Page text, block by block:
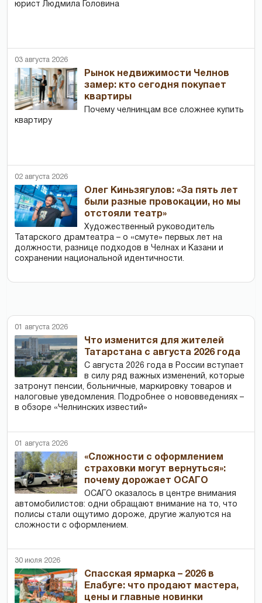
юрист Людмила Головина
03 августа 2026
Рынок недвижимости Челнов
замер: кто сегодня покупает
квартиры
Почему челнинцам все сложнее купить
квартиру
02 августа 2026
Олег Киньзягулов: «За пять лет
были разные провокации, но мы
отстояли театр»
Художественный руководитель
Татарского драмтеатра – о «смуте» первых лет на
должности, разнице подходов в Челнах и Казани и
сохранении национальной идентичности.
01 августа 2026
Что изменится для жителей
Татарстана с августа 2026 года
С августа 2026 года в России вступает
в силу ряд важных изменений, которые
затронут пенсии, больничные, маркировку товаров и
налоговые уведомления. Подробнее о нововведениях –
в обзоре «Челнинских известий»
01 августа 2026
«Сложности с оформлением
страховки могут вернуться»:
почему дорожает ОСАГО
ОСАГО оказалось в центре внимания
автомобилистов: одни обращают внимание на то, что
полисы стали ощутимо дороже, другие жалуются на
сложности с оформлением.
30 июля 2026
Спасская ярмарка – 2026 в
Елабуге: что продают мастера,
цены и главные новинки